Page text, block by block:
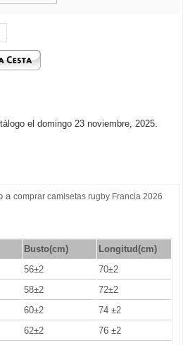
el domingo 23 noviembre, 2025.
a comprar camisetas rugby Francia 2026
Busto(cm)
Longitud(cm)
56±2
70±2
58±2
72±2
60±2
74 ±2
62±2
76 ±2